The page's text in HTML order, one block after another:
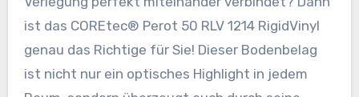
ist das COREtec® Perot 50 RLV 1214 RigidVinyl
genau das Richtige für Sie! Dieser Bodenbelag
ist nicht nur ein optisches Highlight in jedem